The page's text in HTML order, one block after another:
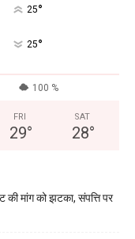
25°
25°
100 %
FRI
29°
SAT
28°
मांग को झटका, संपत्ति पर